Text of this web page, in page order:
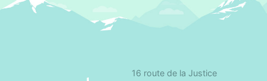
16 route de la Justice